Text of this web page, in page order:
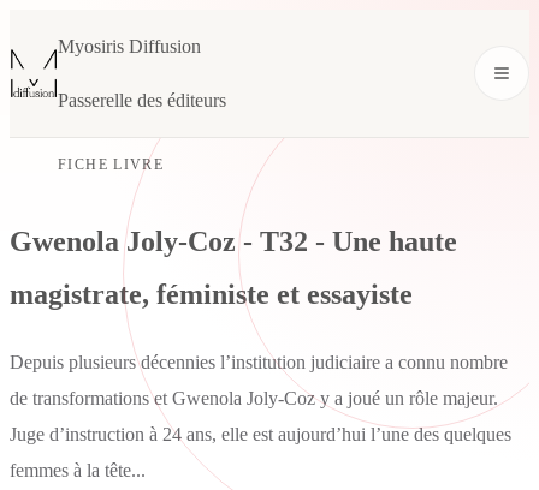
Myosiris Diffusion
Passerelle des éditeurs
FICHE LIVRE
Gwenola Joly-Coz - T32 - Une haute
magistrate, féministe et essayiste
Depuis plusieurs décennies l’institution judiciaire a connu nombre
de transformations et Gwenola Joly-Coz y a joué un rôle majeur.
Juge d’instruction à 24 ans, elle est aujourd’hui l’une des quelques
femmes à la tête...